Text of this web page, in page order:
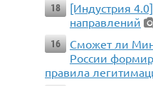
18
[Индустрия
направлений
16
Сможет ли
России
правила